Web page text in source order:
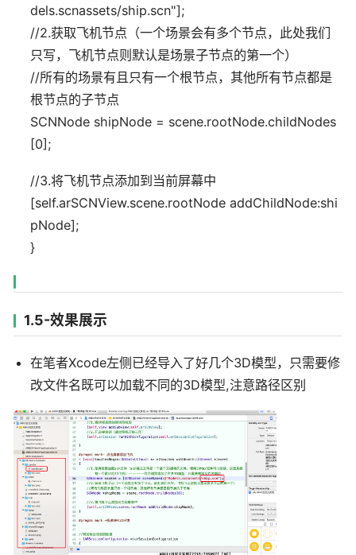
dels.scnassets/ship.scn"];
//2.获取飞机节点（一个场景会有多个节点，此处我们
只写，飞机节点则默认是场景子节点的第一个）
//所有的场景有且只有一个根节点，其他所有节点都是
根节点的子节点
SCNNode shipNode = scene.rootNode.childNodes
[0];
//3.将飞机节点添加到当前屏幕中
[self.arSCNView.scene.rootNode addChildNode:shi
pNode];
}
1.5-效果展示
在笔者Xcode左侧已经导入了好几个3D模型，只需要修
改文件名既可以加载不同的3D模型,注意路径区别